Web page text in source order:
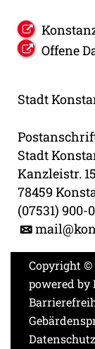
Offene
Stadt
Stadt
Kanzleistr. 15
78459
(07531) 900-0
Copyright ©
powered by
Datenschutz